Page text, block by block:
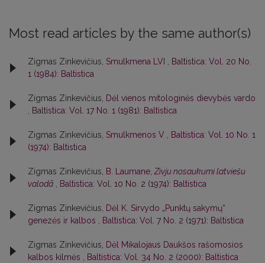
Most read articles by the same author(s)
Zigmas Zinkevičius, Smulkmena LVI
Baltistica: Vol. 20 No.
1 (1984): Baltistica
Zigmas Zinkevičius,
Dėl vienos mitologinės dievybės vardo
Baltistica: Vol. 17 No. 1 (1981): Baltistica
Zigmas Zinkevičius, Smulkmenos V
Baltistica: Vol. 10 No. 1
(1974): Baltistica
Zigmas Zinkevičius, B. Laumane, Zivju nosaukumi latviešu
valodā
Baltistica: Vol. 10 No. 2 (1974): Baltistica
Zigmas Zinkevičius,
Dėl K. Sirvydo „Punktų sakymų“
genezės ir kalbos
Baltistica: Vol. 7 No. 2 (1971): Baltistica
Zigmas Zinkevičius,
Dėl Mikalojaus Daukšos rašomosios
kalbos kilmės
Baltistica: Vol. 34 No. 2 (2000): Baltistica